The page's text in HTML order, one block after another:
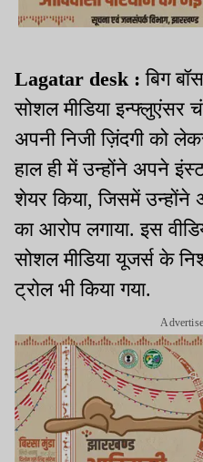
Lagatar desk :बिग
सोशल मीडिया इन्फ्लुएंसर
अपनी निजी ज़िंदगी को
हाल ही में उन्होंने अपने
शेयर किया, जिसमें उन्होंने
का आरोप लगाया. इस
सोशल मीडिया यूजर्स के
ट्रोल भी किया गया.